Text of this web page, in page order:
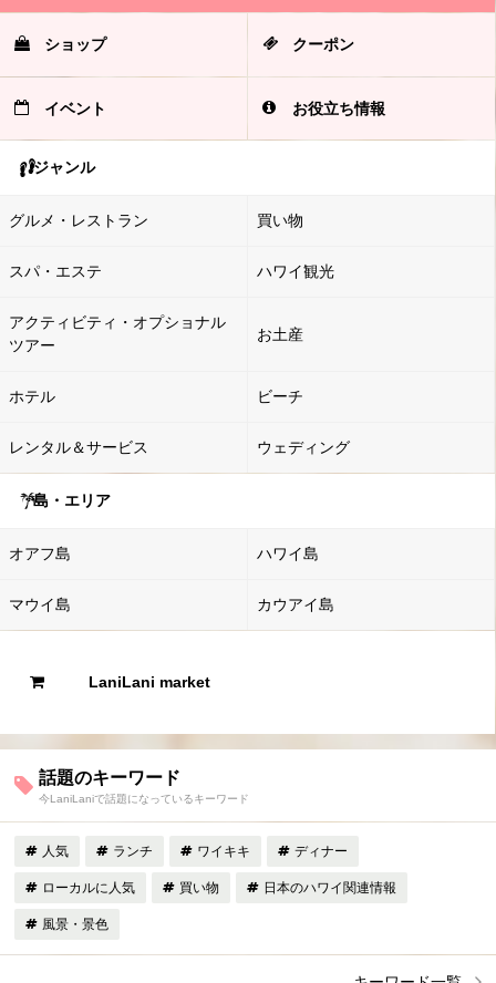
ショップ クーポン
イベント お役立ち情報
ジャンル
グルメ・レストラン 買い物
スパ・エステ ハワイ観光
アクティビティ・オプショナル
ツアー
お土産
ホテル ビーチ
レンタル＆サービス ウェディング
島・エリア
オアフ島 ハワイ島
マウイ島 カウアイ島
LaniLani market
話題のキーワード
今LaniLaniで話題になっているキーワード
人気 ランチ ワイキキ ディナー
ローカルに人気 買い物 日本のハワイ関連情報
風景・景色